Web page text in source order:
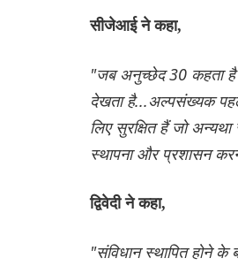
सीजेआई ने कहा,
"जब अनुच्छेद 30 कहता है
देखता है...अल्पसंख्यक
लिए सुरक्षित हैं जो
स्थापना और प्रशासन
द्विवेदी ने कहा,
"संविधान स्थापित होने के